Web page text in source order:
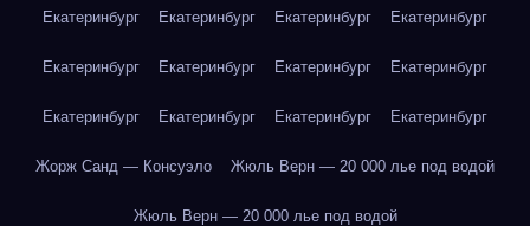
Екатеринбург Екатеринбург Екатеринбург Екатеринбург
Екатеринбург Екатеринбург Екатеринбург Екатеринбург
Екатеринбург Екатеринбург Екатеринбург Екатеринбург
Жорж Санд — Консуэло Жюль Верн — 20 000 лье под водой
Жюль Верн — 20 000 лье под водой